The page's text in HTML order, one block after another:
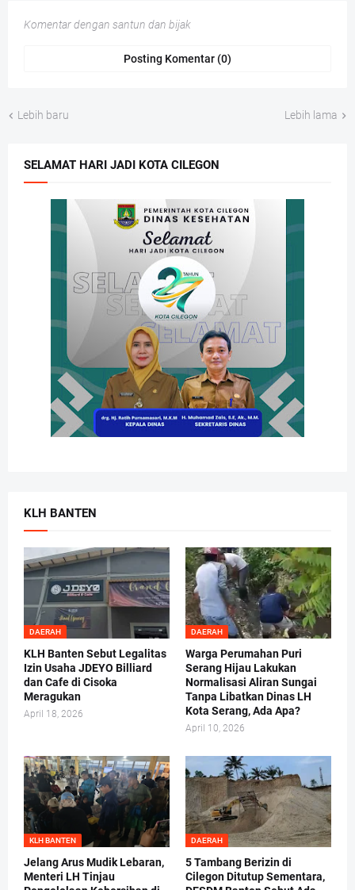
Komentar dengan santun dan bijak
Posting Komentar (0)
Lebih baru Lebih lama
SELAMAT HARI JADI KOTA CILEGON
KLH BANTEN
DAERAH
KLH Banten Sebut Legalitas
Izin Usaha JDEYO Billiard
dan Cafe di Cisoka
Meragukan
April 18, 2026
DAERAH
Warga Perumahan Puri
Serang Hijau Lakukan
Normalisasi Aliran Sungai
Tanpa Libatkan Dinas LH
Kota Serang, Ada Apa?
April 10, 2026
KLH BANTEN
Jelang Arus Mudik Lebaran,
Menteri LH Tinjau
DAERAH
5 Tambang Berizin di
Cilegon Ditutup Sementara,